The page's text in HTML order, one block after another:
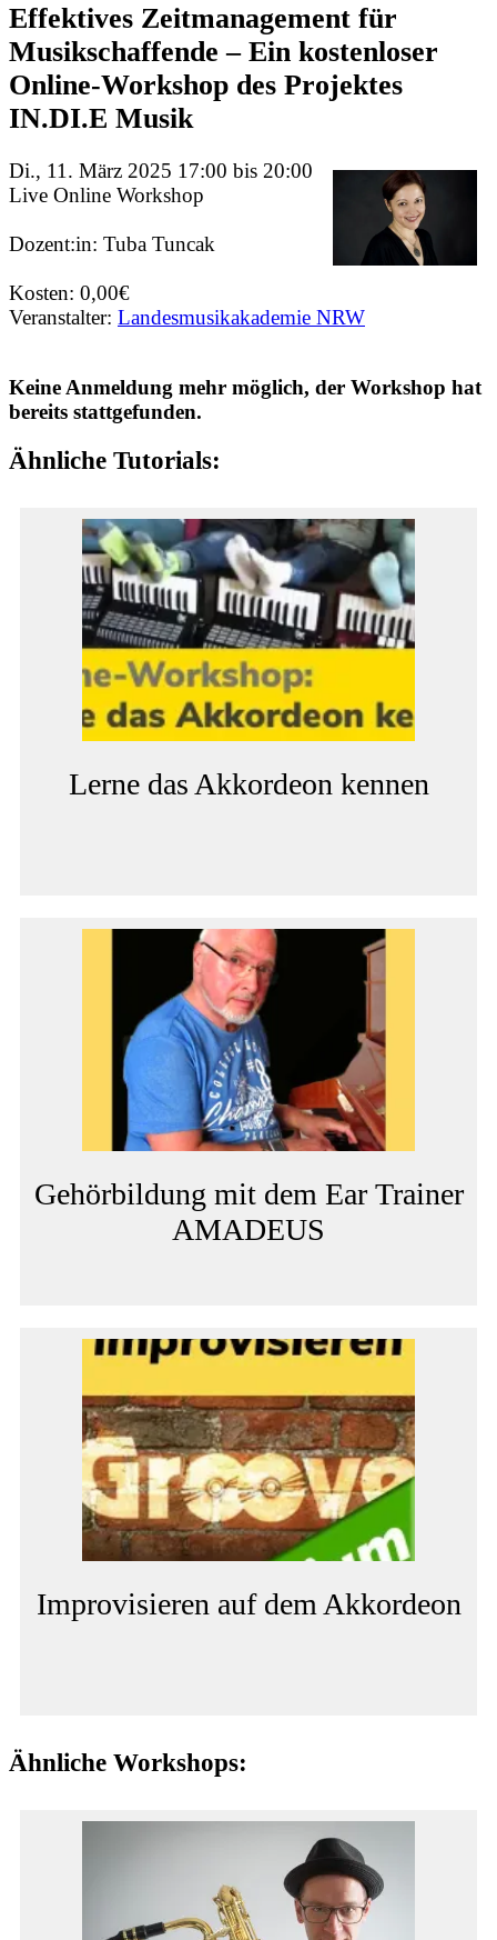
Effektives Zeitmanagement für
Musikschaffende – Ein kostenloser
Online-Workshop des Projektes
IN.DI.E Musik
Di., 11. März 2025 17:00 bis 20:00
Live Online Workshop
Dozent:in: Tuba Tuncak
Kosten: 0,00€
Veranstalter: Landesmusikakademie NRW
Keine Anmeldung mehr möglich, der Workshop hat
bereits stattgefunden.
Ähnliche Tutorials:
Lerne das Akkordeon kennen
Gehörbildung mit dem Ear Trainer
AMADEUS
Improvisieren auf dem Akkordeon
Ähnliche Workshops: